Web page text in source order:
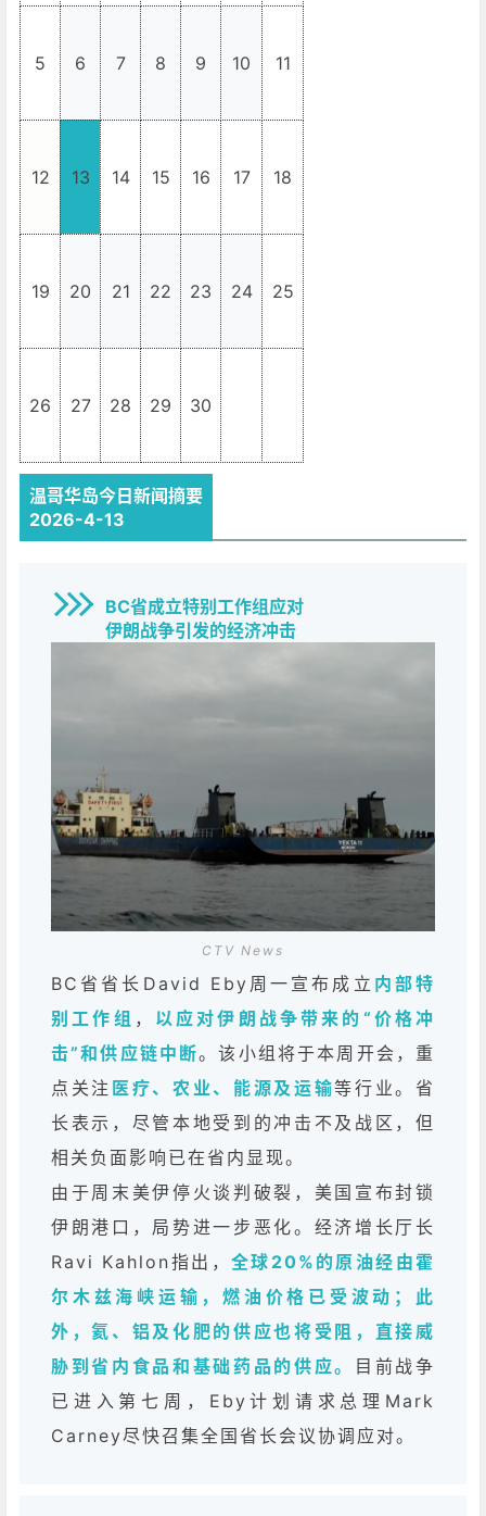
5 6 7 8 9 10 11
12 13 14 15 16 17 18
19 20 21 22 23 24 25
26 27 28 29 30
温哥华岛今日新闻摘要
2026-4-13
BC省成立特别工作组应对
伊朗战争引发的经济冲击
CTV News
BC省省长David Eby周一宣布成立 内部特
别工作组 ， 以应对伊朗战争带来的“价格冲
击”和供应链中断。该小组将于本周开会，重
点关注 医疗、农业、能源及运输等行业。省
长表示，尽管本地受到的冲击不及战区，但
相关负面影响已在省内显现。
由于周末美伊停火谈判破裂，美国宣布封锁
伊朗港口，局势进一步恶化。经济增长厅长
Ravi Kahlon指出， 全球20%的原油经由霍
尔木兹海峡运输，燃油价格已受波动；此
外，氦、铝及化肥的供应也将受阻，直接威
胁到省内食品和基础药品的供应。
目前战争
已进入第七周，Eby计划请求总理Mark
Carney尽快召集全国省长会议协调应对。